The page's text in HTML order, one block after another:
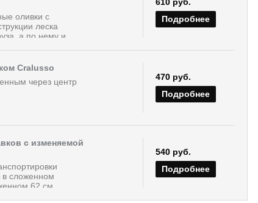
оливки с
леска
а по нему и...
Подробнее
Cralusso
через центр
470 руб.
Подробнее
с изменяемой
в сложенном
62 см....
540 руб.
Подробнее